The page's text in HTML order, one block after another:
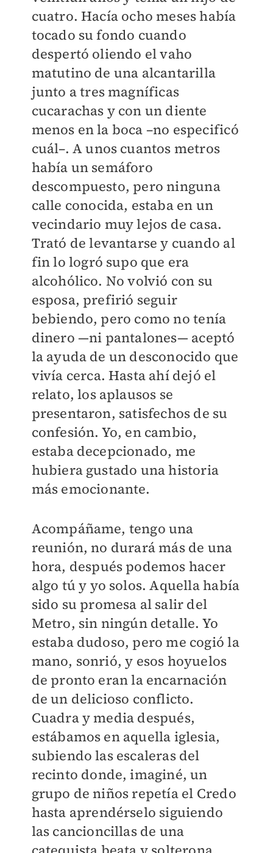
cuatro. Hacía ocho meses había
tocado su fondo cuando
despertó oliendo el vaho
matutino de una alcantarilla
junto a tres magníficas
cucarachas y con un diente
menos en la boca –no especificó
cuál–. A unos cuantos metros
había un semáforo
descompuesto, pero ninguna
calle conocida, estaba en un
vecindario muy lejos de casa.
Trató de levantarse y cuando al
fin lo logró supo que era
alcohólico. No volvió con su
esposa, prefirió seguir
bebiendo, pero como no tenía
dinero —ni pantalones— aceptó
la ayuda de un desconocido que
vivía cerca. Hasta ahí dejó el
relato, los aplausos se
presentaron, satisfechos de su
confesión. Yo, en cambio,
estaba decepcionado, me
hubiera gustado una historia
más emocionante.
Acompáñame, tengo una
reunión, no durará más de una
hora, después podemos hacer
algo tú y yo solos. Aquella había
sido su promesa al salir del
Metro, sin ningún detalle. Yo
estaba dudoso, pero me cogió la
mano, sonrió, y esos hoyuelos
de pronto eran la encarnación
de un delicioso conflicto.
Cuadra y media después,
estábamos en aquella iglesia,
subiendo las escaleras del
recinto donde, imaginé, un
grupo de niños repetía el Credo
hasta aprendérselo siguiendo
las cancioncillas de una